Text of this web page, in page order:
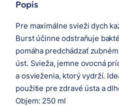
Popis
Pre maximálne svieži dych
Burst účinne odstraňuje
pomáha predchádzať
úst. Svieža, jemne ovocná
a osvieženia, ktorý vydrží.
použitie pre zdravé ústa a
Objem: 250 ml